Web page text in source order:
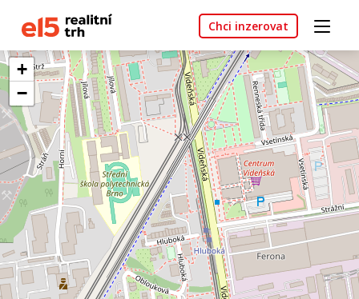
Chci inzerovat
+
−